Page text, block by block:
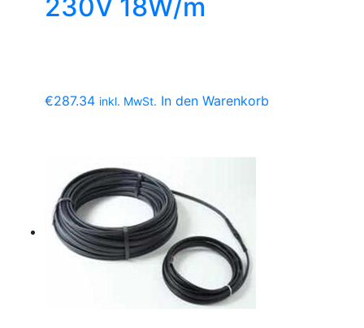
230V 18W/m
€287.34 inkl. MwSt. In den Warenkorb